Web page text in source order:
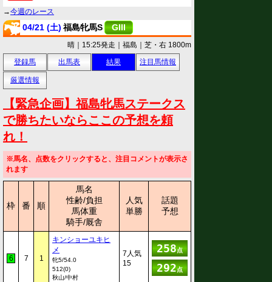
→今週のレース
04/21 (土) 福島牝馬S GIII
晴｜15:25発走｜福島｜芝・右 1800m
登録馬
出馬表 結果 注目馬情報
厳選情報
【緊急企画】福島牝馬ステークス
で勝ちたいならここの予想を頼
れ！
※馬名、点数をクリックすると、注目コメントが表示さ
れます
枠 番 順
馬名
性齢/負担
馬体重
騎手/厩舎
人気
単勝
話題
予想
6 7 1
キンショーユキヒ
メ
牝5/54.0
512(0)
秋山/中村
7人気
15
258点
292点